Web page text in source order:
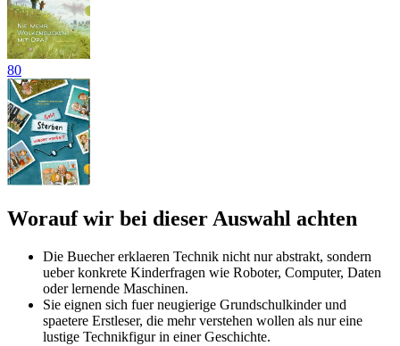
80
Worauf wir bei dieser Auswahl achten
Die Buecher erklaeren Technik nicht nur abstrakt, sondern
ueber konkrete Kinderfragen wie Roboter, Computer, Daten
oder lernende Maschinen.
Sie eignen sich fuer neugierige Grundschulkinder und
spaetere Erstleser, die mehr verstehen wollen als nur eine
lustige Technikfigur in einer Geschichte.